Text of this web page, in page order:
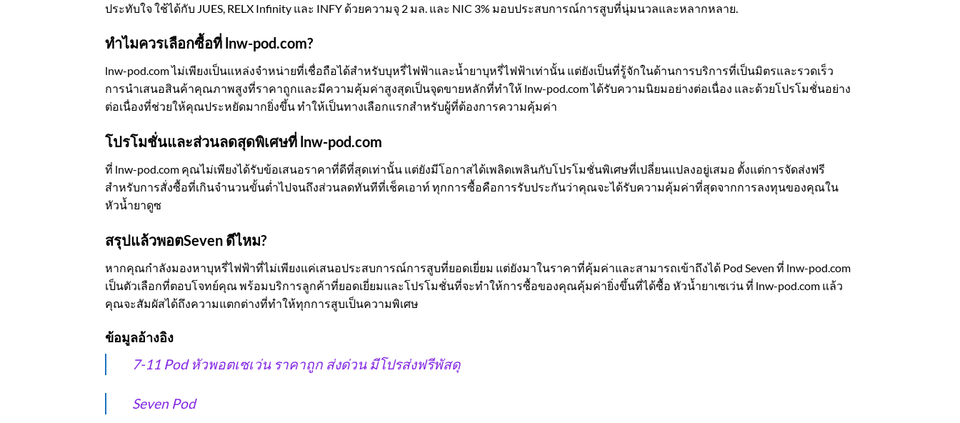
ประทับใจ ใช้ได้กับ JUES, RELX Infinity และ INFY ด้วยความจุ 2 มล. และ NIC 3% มอบประสบการณ์การสูบที่นุ่มนวลและหลากหลาย.
ทำไมควรเลือกซื้อที่ lnw-pod.com?
lnw-pod.com ไม่เพียงเป็นแหล่งจำหน่ายที่เชื่อถือได้สำหรับบุหรี่ไฟฟ้าและน้ำยาบุหรี่ไฟฟ้าเท่านั้น แต่ยังเป็นที่รู้จักในด้านการบริการที่เป็นมิตรและรวดเร็ว
การนำเสนอสินค้าคุณภาพสูงที่ราคาถูกและมีความคุ้มค่าสูงสุดเป็นจุดขายหลักที่ทำให้ lnw-pod.com ได้รับความนิยมอย่างต่อเนื่อง และด้วยโปรโมชั่นอย่าง
ต่อเนื่องที่ช่วยให้คุณประหยัดมากยิ่งขึ้น ทำให้เป็นทางเลือกแรกสำหรับผู้ที่ต้องการความคุ้มค่า
โปรโมชั่นและส่วนลดสุดพิเศษที่ lnw-pod.com
ที่ lnw-pod.com คุณไม่เพียงได้รับข้อเสนอราคาที่ดีที่สุดเท่านั้น แต่ยังมีโอกาสได้เพลิดเพลินกับโปรโมชั่นพิเศษที่เปลี่ยนแปลงอยู่เสมอ ตั้งแต่การจัดส่งฟรี
สำหรับการสั่งซื้อที่เกินจำนวนขั้นต่ำไปจนถึงส่วนลดทันทีที่เช็คเอาท์ ทุกการซื้อคือการรับประกันว่าคุณจะได้รับความคุ้มค่าที่สุดจากการลงทุนของคุณใน
หัวน้ำยาดูซ
สรุปแล้วพอตSeven ดีไหม?
หากคุณกำลังมองหาบุหรี่ไฟฟ้าที่ไม่เพียงแค่เสนอประสบการณ์การสูบที่ยอดเยี่ยม แต่ยังมาในราคาที่คุ้มค่าและสามารถเข้าถึงได้ Pod Seven ที่ lnw-pod.com
เป็นตัวเลือกที่ตอบโจทย์คุณ พร้อมบริการลูกค้าที่ยอดเยี่ยมและโปรโมชั่นที่จะทำให้การซื้อของคุณคุ้มค่ายิ่งขึ้นที่ได้ซื้อ หัวน้ำยาเซเว่น ที่ lnw-pod.com แล้ว
คุณจะสัมผัสได้ถึงความแตกต่างที่ทำให้ทุกการสูบเป็นความพิเศษ
ข้อมูลอ้างอิง
7-11 Pod หัวพอตเซเว่น ราคาถูก ส่งด่วน มีโปรส่งฟรีพัสดุ
Seven Pod